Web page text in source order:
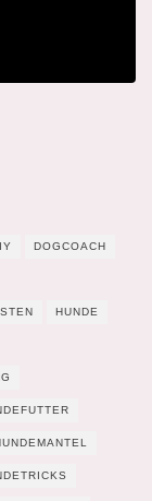
DOGCOACH
HUNDE